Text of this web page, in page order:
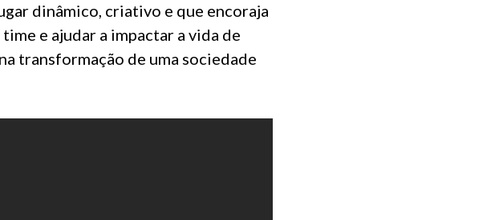
dinâmico, criativo e que encoraja
e ajudar a impactar a vida de
transformação de uma sociedade